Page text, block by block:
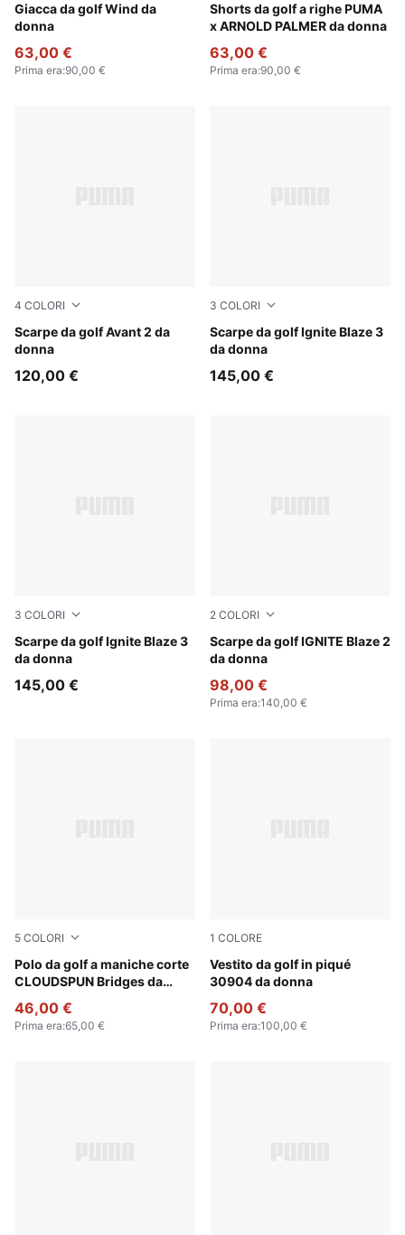
Giacca da golf Wind da
donna
Pink Opal
63,00 €
Prima era:90,00 €
Shorts da golf a righe PUMA
x ARNOLD PALMER da donna
Alpine Snow
63,00 €
Prima era:90,00 €
4 COLORI
Scarpe da golf Avant 2 da
donna
PUMA White-Mint Jelly
120,00 €
3 COLORI
Scarpe da golf Ignite Blaze 3
da donna
PUMA White-Feather Gray
145,00 €
3 COLORI
Scarpe da golf Ignite Blaze 3
da donna
PUMA White-Silver Mist
145,00 €
2 COLORI
Scarpe da golf IGNITE Blaze 2
da donna
PUMA Black-Aquatic
98,00 €
Prima era:140,00 €
5 COLORI
Polo da golf a maniche corte
CLOUDSPUN Bridges da
Pink Opal
46,00 €
Prima era:65,00 €
1 COLORE
Vestito da golf in piqué
30904 da donna
Warm White
70,00 €
Prima era:100,00 €